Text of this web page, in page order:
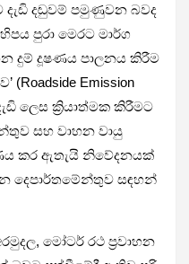
දඬු­වම් පමු­ණු­වන බවද
පුරා මෙරට මාර්ග
දුම් දූෂ­ණය පාල­නය කිරීම
(Roadside Emission
ලෙස ක්‍රියා­ත්මක කිරී­මට
සහ වාහන වායු
කර ඇතැයි නිවේ­ද­න­යක්
දෙපා­ර්ත­මේ­න්තුව සඳ­හන්
මෝටර් රථ ප්‍රවා­හන